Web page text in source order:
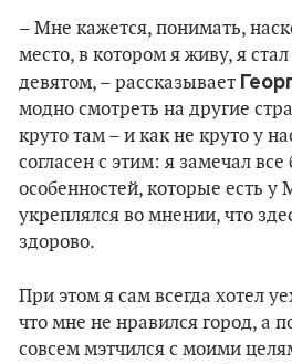
– Мне кажется, понимать,
место, в котором я живу, я
девятом, – рассказывает
модно смотреть на другие
круто там – и как не круто у
согласен с этим: я замечал
особенностей, которые есть у
укреплялся во мнении, что
здорово.
При этом я сам всегда хотел
что мне не нравился город, а
совсем мэтчился с моими